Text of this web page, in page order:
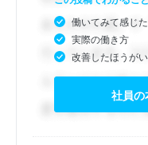
働いてみて感じ
実際の働き方
改善したほうが
社員の